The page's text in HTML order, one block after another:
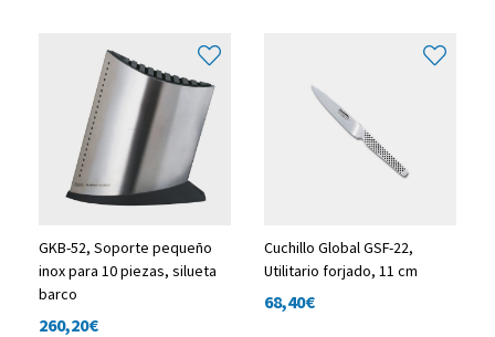
GKB-52, Soporte pequeño
inox para 10 piezas, silueta
barco
260,20€
Cuchillo Global GSF-22,
Utilitario forjado, 11 cm
68,40€